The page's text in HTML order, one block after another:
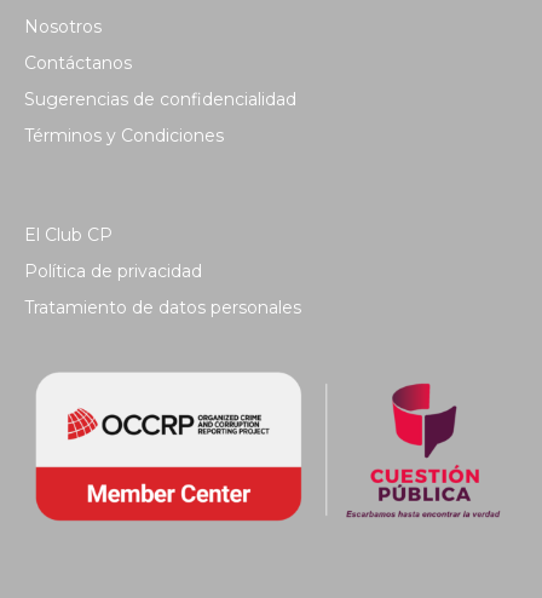
Nosotros
Contáctanos
Sugerencias de confidencialidad
Términos y Condiciones
El Club CP
Política de privacidad
Tratamiento de datos personales